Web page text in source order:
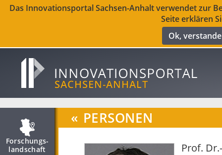
Das Innovationsportal Sachsen-Anhalt verwendet zur
Seite erklären
Ok,
Forschungs­
landschaft
« PERSONEN
Prof.